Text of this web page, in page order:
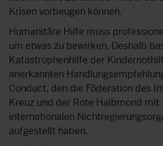
Krisen vorbeugen können.
Humanitäre Hilfe muss
um etwas zu bewirken. Deshalb
Katastrophenhilfe der
anerkannten
Conduct, den die Föderation des
Kreuz und der Rote Halbmond mit
internationalen
aufgestellt haben.